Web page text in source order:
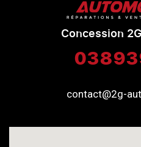
Concession
contact@2g-